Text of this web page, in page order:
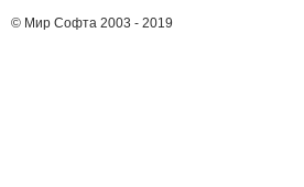
© Мир Софта 2003 - 2019